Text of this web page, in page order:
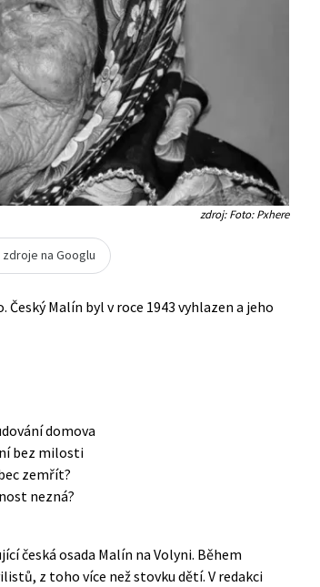
zdroj: Foto: Pxhere
na Googlu
Malín byl v roce 1943 vyhlazen a jeho
domova
bez milosti
zemřít?
nezná?
česká osada Malín na Volyni. Během
z toho více než stovku dětí. V redakci